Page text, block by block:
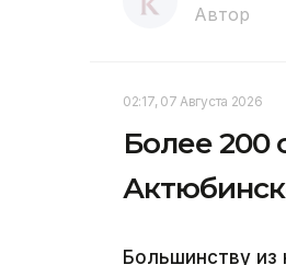
Автор
02:17, 07 Августа 2026
Более 200
Большинству из